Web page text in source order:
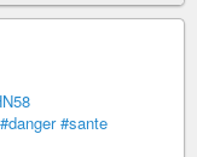
#danger #sante